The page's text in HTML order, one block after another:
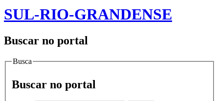
SUL-RIO-GRANDENSE
Buscar no portal
Busca
Buscar no portal